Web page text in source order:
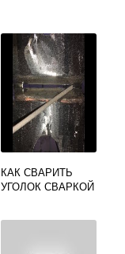
КАК СВАРИТЬ
УГОЛОК СВАРКОЙ